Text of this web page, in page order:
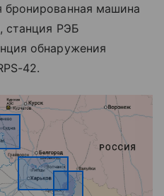
бронированная машина
станция РЭБ
обнаружения
42.